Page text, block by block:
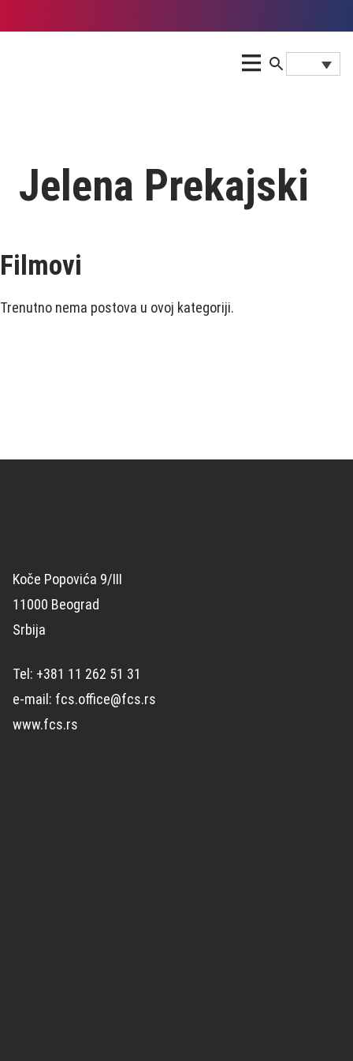
Јelena Prekaјski
Filmovi
Trenutno nema postova u ovoj kategoriji.
Koče Popovića 9/III
11000 Beograd
Srbija
Tel: +381 11 262 51 31
e-mail: fcs.office@fcs.rs
www.fcs.rs